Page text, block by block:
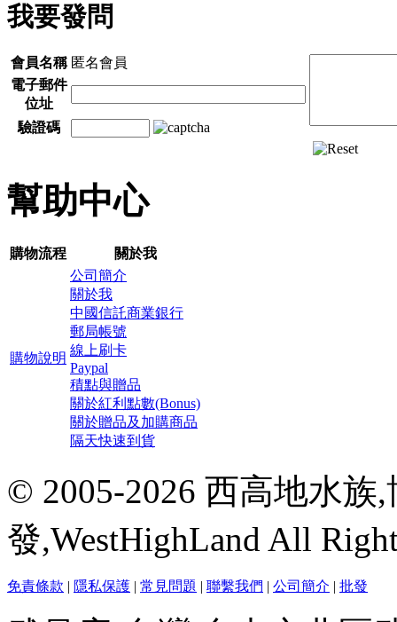
我要發問
會員名稱 匿名會員
電子郵件
位址
驗證碼
幫助中心
購物流程 關於我
購物說明
公司簡介
關於我
中國信託商業銀行
郵局帳號
線上刷卡
Paypal
積點與贈品
關於紅利點數(Bonus)
關於贈品及加購商品
隔天快速到貨
© 2005-2026 西高地水族
發,WestHighLand All
免責條款 | 隱私保護 | 常見問題 | 聯繫我們 | 公司簡介 | 批發